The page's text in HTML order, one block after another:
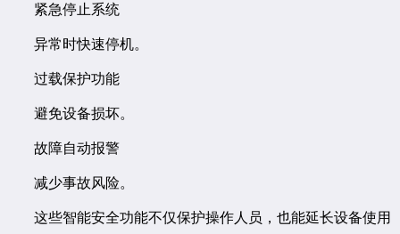
紧急停止系统
异常时快速停机。
过载保护功能
避免设备损坏。
故障自动报警
减少事故风险。
这些智能安全功能不仅保护操作人员，也能延长设备使用